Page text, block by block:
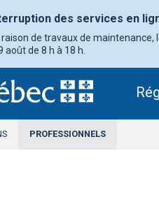
des services en
raison de travaux de
août de 8 h à 18 h.
PROFESSIONNELSSECTION